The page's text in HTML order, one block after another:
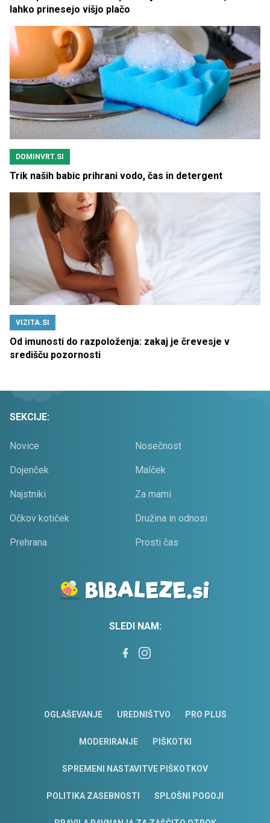
lahko prinesejo višjo plačo
DOMINVRT.SI
Trik naših babic prihrani vodo, čas in detergent
VIZITA.SI
Od imunosti do razpoloženja: zakaj je črevesje v
središču pozornosti
SEKCIJE:
Novice Nosečnost
Dojenček Malček
Najstniki Za mami
Očkov kotiček Družina in odnosi
Prehrana Prosti čas
SLEDI NAM:
OGLAŠEVANJE UREDNIŠTVO PRO PLUS
MODERIRANJE PIŠKOTKI
SPREMENI NASTAVITVE PIŠKOTKOV
POLITIKA ZASEBNOSTI SPLOŠNI POGOJI